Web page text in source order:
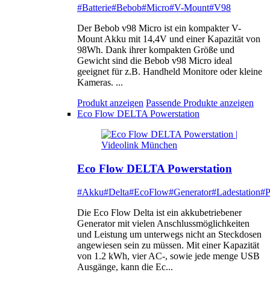
#Batterie#Bebob#Micro#V-Mount#V98
Der Bebob v98 Micro ist ein kompakter V-
Mount Akku mit 14,4V und einer Kapazität von
98Wh. Dank ihrer kompakten Größe und
Gewicht sind die Bebob v98 Micro ideal
geeignet für z.B. Handheld Monitore oder kleine
Kameras. ...
Produkt anzeigen Passende Produkte anzeigen
Eco Flow DELTA Powerstation
Eco Flow DELTA Powerstation
#Akku#Delta#EcoFlow#Generator#Ladestation
Die Eco Flow Delta ist ein akkubetriebener
Generator mit vielen Anschlussmöglichkeiten
und Leistung um unterwegs nicht an Steckdosen
angewiesen sein zu müssen. Mit einer Kapazität
von 1.2 kWh, vier AC-, sowie jede menge USB
Ausgänge, kann die Ec...